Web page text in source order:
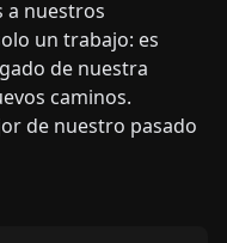
a nuestros
un trabajo: es
de nuestra
caminos.
de nuestro pasado